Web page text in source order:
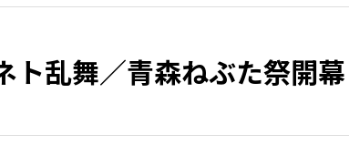
ト乱舞／青森ねぶた祭開幕